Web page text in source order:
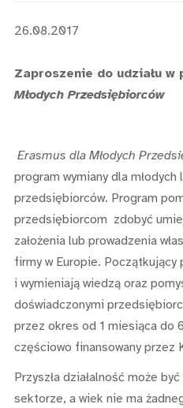
26.08.2017
Zaproszenie do udziału
Młodych Przedsiębiorców
Erasmus dla Młodych
program wymiany dla
przedsiębiorców. Program
przedsiębiorcom zdobyć
założenia lub prowadzenia
firmy w Europie.
i wymieniają wiedzą oraz
doświadczonymi
przez okres od 1 miesiąca do
częściowo finansowany przez
Przyszła działalność może
sektorze, a wiek nie ma